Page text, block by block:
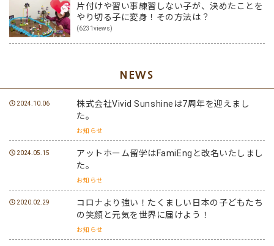
片付けや習い事練習しない子が、決めたことを
やり切る子に変身！その方法は？
(6231views)
NEWS
2024.10.06
株式会社Vivid Sunshineは7周年を迎えまし
た。
お知らせ
2024.05.15
アットホーム留学はFamiEngと改名いたしまし
た。
お知らせ
2020.02.29
コロナより強い！たくましい日本の子どもたち
の笑顔と元気を世界に届けよう！
お知らせ